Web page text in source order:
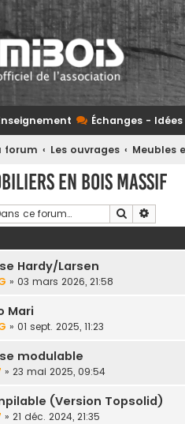
Échanges -
forum Les ouvrages Meubles
en bois massif
Rechercher
Hardy/Larsen
» 03 mars 2026, 21:58
Mari
» 01 sept. 2025, 11:23
modulable
» 23 mai 2025, 09:54
(Version Topsolid)
» 21 déc. 2024, 21:35